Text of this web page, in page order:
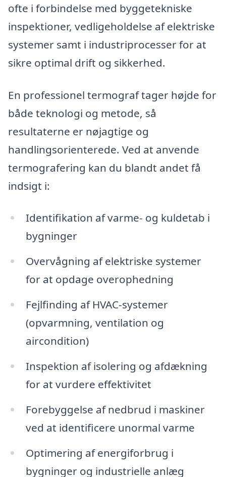
ofte i forbindelse med byggetekniske
inspektioner, vedligeholdelse af elektriske
systemer samt i industriprocesser for at
sikre optimal drift og sikkerhed.
En professionel termograf tager højde for
både teknologi og metode, så
resultaterne er nøjagtige og
handlingsorienterede. Ved at anvende
termografering kan du blandt andet få
indsigt i:
Identifikation af varme- og kuldetab i
bygninger
Overvågning af elektriske systemer
for at opdage overophedning
Fejlfinding af HVAC-systemer
(opvarmning, ventilation og
aircondition)
Inspektion af isolering og afdækning
for at vurdere effektivitet
Forebyggelse af nedbrud i maskiner
ved at identificere unormal varme
Optimering af energiforbrug i
bygninger og industrielle anlæg